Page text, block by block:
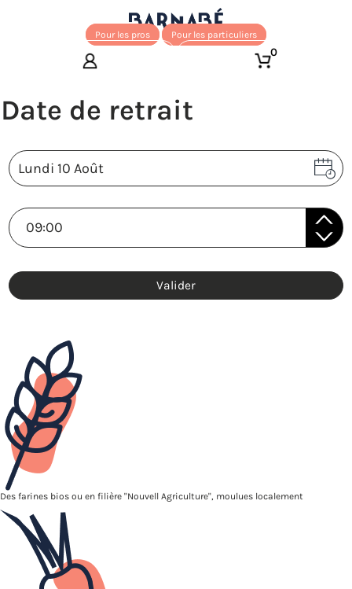
Pour les pros Pour les particuliers
0
Valider
Des farines bios ou en filière "Nouvell Agriculture", moulues localement